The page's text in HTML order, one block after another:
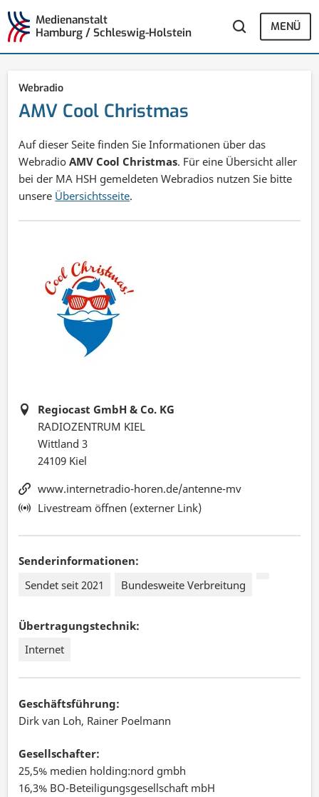
Medienanstalt
Hamburg / Schleswig-Holstein
MENÜ
Webradio
AMV Cool Christmas
Auf dieser Seite finden Sie Informationen über das
WebradioAMV Cool Christmas. Für eine Übersicht aller
bei der MA HSH gemeldeten Webradios nutzen Sie bitte
unsere Übersichtsseite.
Regiocast GmbH & Co. KG
RADIOZENTRUM KIEL
Wittland 3
24109 Kiel
www.internetradio-horen.de/antenne-mv
Livestream öffnen (externer Link)
Senderinformationen:
Sendet seit 2021
Bundesweite Verbreitung
Übertragungstechnik:
Internet
Geschäftsführung:
Dirk van Loh, Rainer Poelmann
Gesellschafter:
25,5% medien holding:nord gmbh
16,3% BO-Beteiligungsgesellschaft mbH